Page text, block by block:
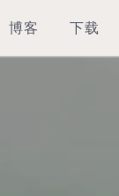
博客 下载